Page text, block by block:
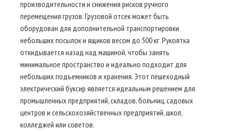
производительности и снижения рисков ручного
перемещения грузов. Грузовой отсек может быть
оборудован для дополнительной транспортировки
небольших посылок и ящиков весом до 500 кг. Рукоятка
откидывается назад над машиной, чтобы занять
минимальное пространство и идеально подходит для
небольших подъемников и хранения. Этот пешеходный
электрический буксир является идеальным решением для
промышленных предприятий, складов, больниц, садовых
центров и сельскохозяйственных предприятий, школ,
колледжей или советов.